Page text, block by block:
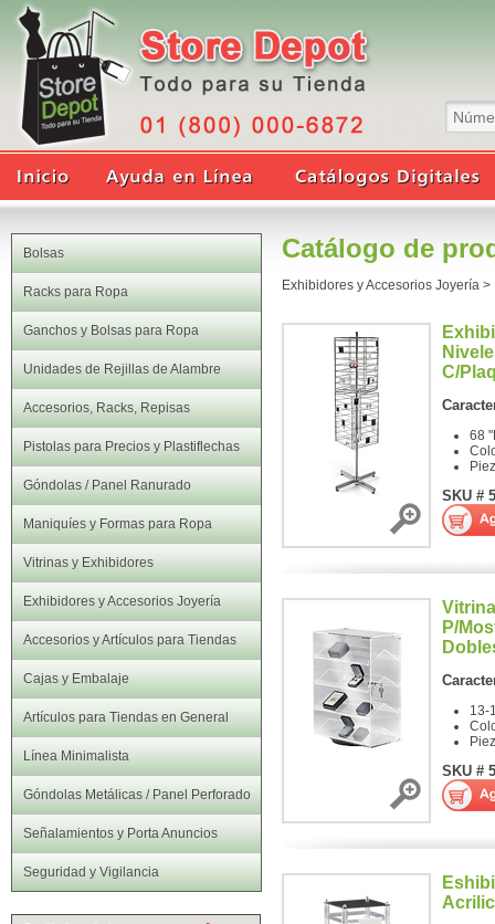
Bolsas
Racks para Ropa
Ganchos y Bolsas para Ropa
Unidades de Rejillas de Alambre
Accesorios, Racks, Repisas
Pistolas para Precios y Plastiflechas
Góndolas / Panel Ranurado
Maniquíes y Formas para Ropa
Vitrinas y Exhibidores
Exhibidores y Accesorios Joyería
Accesorios y Artículos para Tiendas
Cajas y Embalaje
Artículos para Tiendas en General
Línea Minimalista
Góndolas Metálicas / Panel Perforado
Señalamientos y Porta Anuncios
Seguridad y Vigilancia
Catálogo de
Exhibidores y Accesorios Joyería >
C/
68
SKU #
P/
13-
SKU #